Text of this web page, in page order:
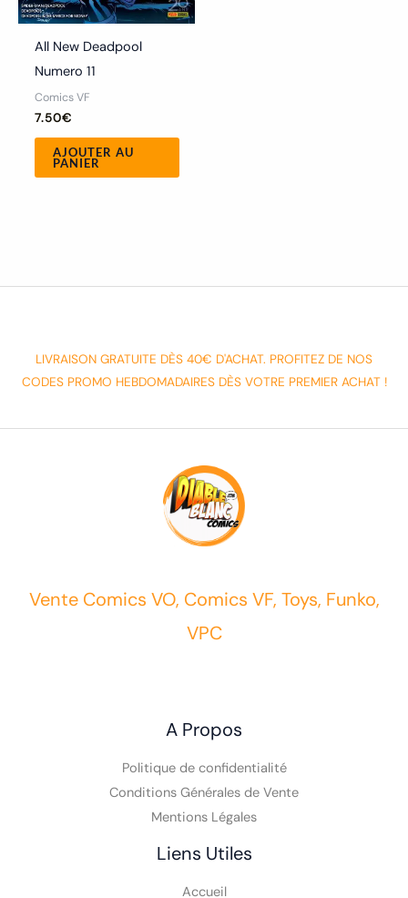
All New Deadpool
Numero 11
Comics VF
7.50€
AJOUTER AU
PANIER
LIVRAISON GRATUITE DÈS 40€ D'ACHAT. PROFITEZ DE NOS
CODES PROMO HEBDOMADAIRES DÈS VOTRE PREMIER ACHAT !
Vente Comics VO, Comics VF, Toys, Funko,
VPC
A Propos
Politique de confidentialité
Conditions Générales de Vente
Mentions Légales
Liens Utiles
Accueil